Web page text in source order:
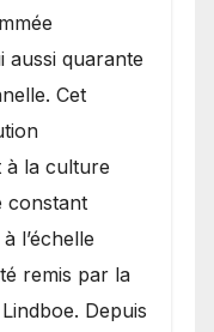
aussi quarante
Cet
à la culture
constant
l’échelle
remis par la
Depuis